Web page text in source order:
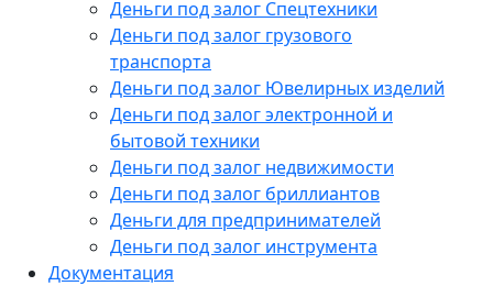
Деньги под залог Спецтехники
Деньги под залог грузового
транспорта
Деньги под залог Ювелирных изделий
Деньги под залог электронной и
бытовой техники
Деньги под залог недвижимости
Деньги под залог бриллиантов
Деньги для предпринимателей
Деньги под залог инструмента
Документация